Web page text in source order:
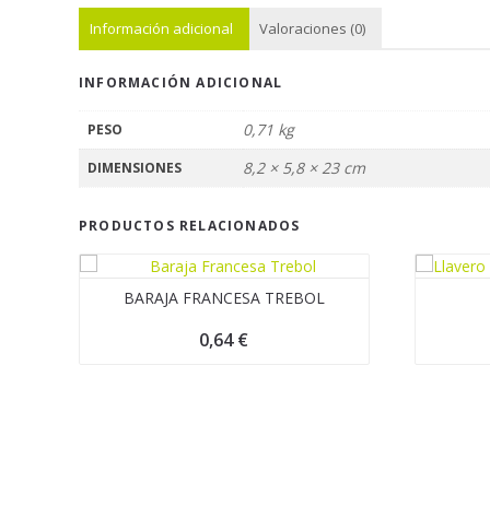
Información adicional Valoraciones (0)
INFORMACIÓN ADICIONAL
PESO 0,71 kg
DIMENSIONES 8,2 × 5,8 × 23 cm
PRODUCTOS RELACIONADOS
BARAJA FRANCESA TREBOL
0,64€